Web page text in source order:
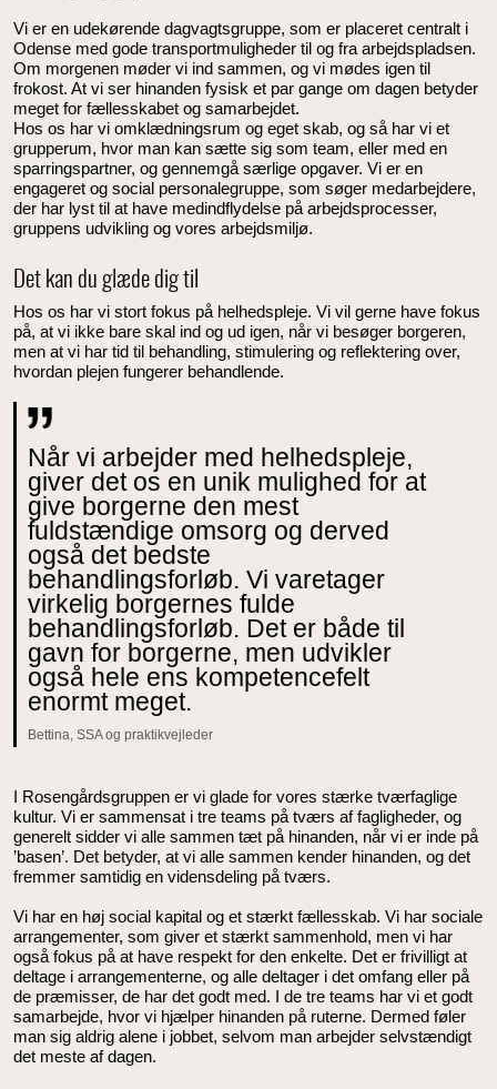
Vi er en udekørende dagvagtsgruppe, som er placeret centralt i
Odense med gode transportmuligheder til og fra arbejdspladsen.
Om morgenen møder vi ind sammen, og vi mødes igen til
frokost. At vi ser hinanden fysisk et par gange om dagen betyder
meget for fællesskabet og samarbejdet.
Hos os har vi omklædningsrum og eget skab, og så har vi et
grupperum, hvor man kan sætte sig som team, eller med en
sparringspartner, og gennemgå særlige opgaver. Vi er en
engageret og social personalegruppe, som søger medarbejdere,
der har lyst til at have medindflydelse på arbejdsprocesser,
gruppens udvikling og vores arbejdsmiljø.
Det kan du glæde dig til
Hos os har vi stort fokus på helhedspleje. Vi vil gerne have fokus
på, at vi ikke bare skal ind og ud igen, når vi besøger borgeren,
men at vi har tid til behandling, stimulering og reflektering over,
hvordan plejen fungerer behandlende.
Når vi arbejder med helhedspleje,
giver det os en unik mulighed for at
give borgerne den mest
fuldstændige omsorg og derved
også det bedste
behandlingsforløb. Vi varetager
virkelig borgernes fulde
behandlingsforløb. Det er både til
gavn for borgerne, men udvikler
også hele ens kompetencefelt
enormt meget.
Bettina, SSA og praktikvejleder
I Rosengårdsgruppen er vi glade for vores stærke tværfaglige
kultur. Vi er sammensat i tre teams på tværs af fagligheder, og
generelt sidder vi alle sammen tæt på hinanden, når vi er inde på
’basen’. Det betyder, at vi alle sammen kender hinanden, og det
fremmer samtidig en vidensdeling på tværs.
Vi har en høj social kapital og et stærkt fællesskab. Vi har sociale
arrangementer, som giver et stærkt sammenhold, men vi har
også fokus på at have respekt for den enkelte. Det er frivilligt at
deltage i arrangementerne, og alle deltager i det omfang eller på
de præmisser, de har det godt med. I de tre teams har vi et godt
samarbejde, hvor vi hjælper hinanden på ruterne. Dermed føler
man sig aldrig alene i jobbet, selvom man arbejder selvstændigt
det meste af dagen.